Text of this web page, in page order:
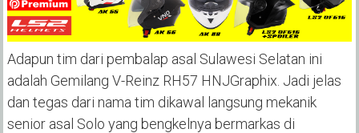
Adapun tim dari pembalap asal Sulawesi Selatan ini
adalah Gemilang V-Reinz RH57 HNJGraphix. Jadi jelas
dan tegas dari nama tim dikawal langsung mekanik
senior asal Solo yang bengkelnya bermarkas di